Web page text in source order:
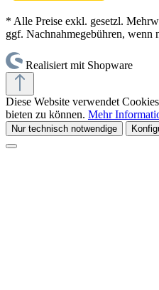
* Alle Preise exkl. gesetzl.
ggf. Nachnahmegebühren, wenn
Realisiert mit Shopware
Diese Website verwendet
bieten zu können. Mehr
Nur technisch notwendige